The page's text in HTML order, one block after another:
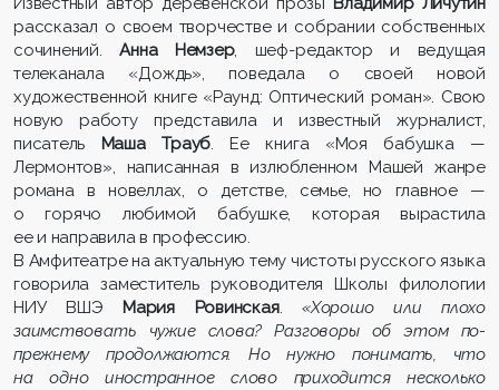
рассказал о своем творчестве и собрании собственных
сочинений.Анна Немзер, шеф-редактор и ведущая
телеканала «Дождь», поведала о своей новой
художественной книге «Раунд: Оптический роман». Свою
новую работу представила и известный журналист,
писатель
Маша Трауб. Ее книга «Моя бабушка —
Лермонтов», написанная в излюбленном Машей жанре
романа в новеллах, о детстве, семье, но главное —
о горячо любимой бабушке, которая вырастила
ее и направила в профессию.
В Амфитеатре на актуальную тему чистоты русского языка
говорила заместитель руководителя Школы филологии
НИУ ВШЭ
Мария Ровинская.«Хорошо или плохо
заимствовать чужие слова? Разговоры об этом по-
прежнему продолжаются. Но нужно понимать, что
на одно иностранное слово приходится несколько